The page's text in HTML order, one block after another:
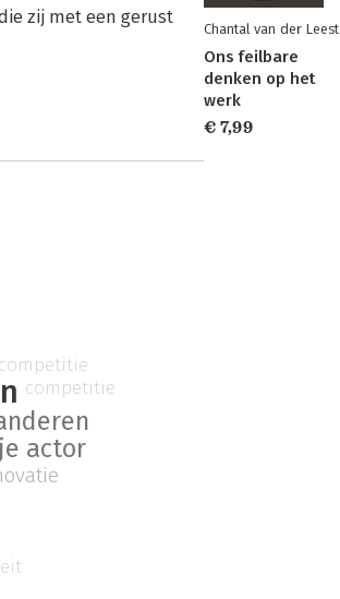
zij met een gerust
actor
competitie
competitie
Chantal van der Leest
Ons feilbare
denken op het
werk
€ 7,99